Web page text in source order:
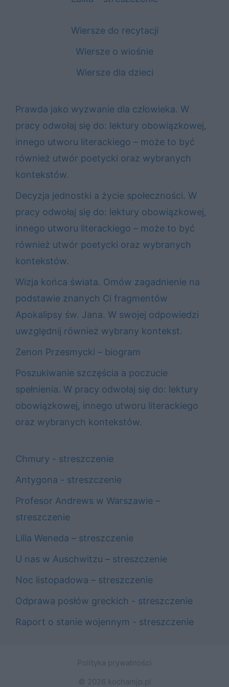
Wiersze do recytacji
Wiersze o wiośnie
Wiersze dla dzieci
Prawda jako wyzwanie dla człowieka. W
pracy odwołaj się do: lektury obowiązkowej,
innego utworu literackiego – może to być
również utwór poetycki oraz wybranych
kontekstów.
Decyzja jednostki a życie społeczności. W
pracy odwołaj się do: lektury obowiązkowej,
innego utworu literackiego – może to być
również utwór poetycki oraz wybranych
kontekstów.
Wizja końca świata. Omów zagadnienie na
podstawie znanych Ci fragmentów
Apokalipsy św. Jana. W swojej odpowiedzi
uwzględnij również wybrany kontekst.
Zenon Przesmycki – biogram
Poszukiwanie szczęścia a poczucie
spełnienia. W pracy odwołaj się do: lektury
obowiązkowej, innego utworu literackiego
oraz wybranych kontekstów.
Chmury - streszczenie
Antygona - streszczenie
Profesor Andrews w Warszawie –
streszczenie
Lilla Weneda – streszczenie
U nas w Auschwitzu – streszczenie
Noc listopadowa – streszczenie
Odprawa posłów greckich - streszczenie
Raport o stanie wojennym - streszczenie
Polityka prywatności
© 2026 kochamjp.pl